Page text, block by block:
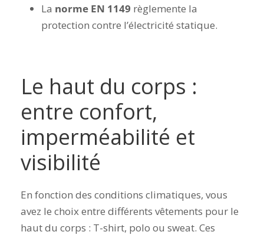
La norme EN 1149 règlemente la
protection contre l’électricité statique.
Le haut du corps :
entre confort,
imperméabilité et
visibilité
En fonction des conditions climatiques, vous
avez le choix entre différents vêtements pour le
haut du corps : T-shirt, polo ou sweat. Ces